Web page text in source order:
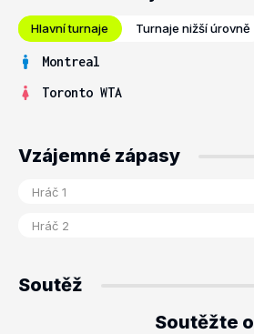
Hlavní turnaje Turnaje nižší úrovně
Montreal
Toronto WTA
Vzájemné zápasy
Soutěž
Soutěžte o